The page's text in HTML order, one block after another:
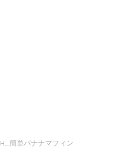
簡単バナナマフィン